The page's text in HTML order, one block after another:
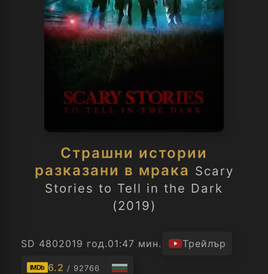
Страшни истории
разказани в мрака Scary
Stories to Tell in the Dark
(2019)
SD 4802019 год.01:47 мин. Трейлър
IMDb 6.2 / 92766